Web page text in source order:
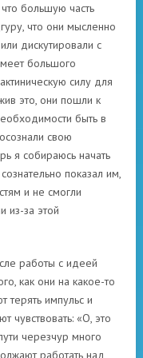
большую часть
что они мысленно
дискутировали с
большого
силу для
это, они пошли к
быть в
свою
я собираюсь начать
показал им,
и не смогли
из-за этой
работы с идеей
как они на какое-то
терять импульс и
чувствовать: «О, это
черезчур много
работать над